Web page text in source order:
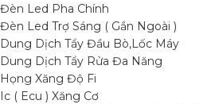
Đèn Led Pha Chính
Đèn Led Trợ Sáng ( Gắn Ngoài )
Dung Dịch Tẩy Đầu Bò,Lốc Máy
Dung Dịch Tẩy Rửa Đa Năng
Họng Xăng Độ Fi
Ic ( Ecu ) Xăng Cơ